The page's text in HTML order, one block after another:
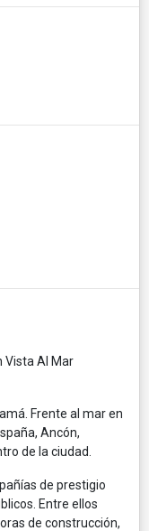
Vista Al Mar
Frente al mar en
Ancón,
de la ciudad.
de prestigio
Entre ellos
de construcción,